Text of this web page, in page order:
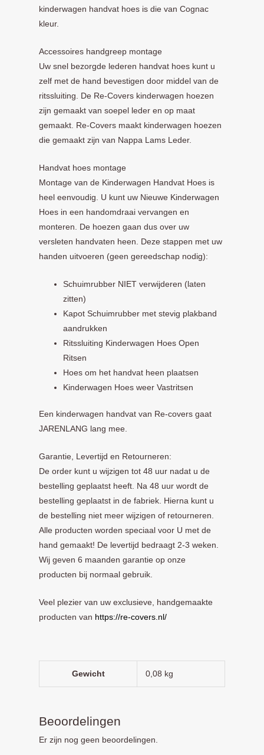
kinderwagen handvat hoes is die van Cognac
kleur.
Accessoires handgreep montage
Uw snel bezorgde lederen handvat hoes kunt u
zelf met de hand bevestigen door middel van de
ritssluiting. De Re-Covers kinderwagen hoezen
zijn gemaakt van soepel leder en op maat
gemaakt. Re-Covers maakt kinderwagen hoezen
die gemaakt zijn van Nappa Lams Leder.
Handvat hoes montage
Montage van de Kinderwagen Handvat Hoes is
heel eenvoudig. U kunt uw Nieuwe Kinderwagen
Hoes in een handomdraai vervangen en
monteren. De hoezen gaan dus over uw
versleten handvaten heen. Deze stappen met uw
handen uitvoeren (geen gereedschap nodig):
Schuimrubber NIET verwijderen (laten
zitten)
Kapot Schuimrubber met stevig plakband
aandrukken
Ritssluiting Kinderwagen Hoes Open
Ritsen
Hoes om het handvat heen plaatsen
Kinderwagen Hoes weer Vastritsen
Een kinderwagen handvat van Re-covers gaat
JARENLANG lang mee.
Garantie, Levertijd en Retourneren:
De order kunt u wijzigen tot 48 uur nadat u de
bestelling geplaatst heeft. Na 48 uur wordt de
bestelling geplaatst in de fabriek. Hierna kunt u
de bestelling niet meer wijzigen of retourneren.
Alle producten worden speciaal voor U met de
hand gemaakt! De levertijd bedraagt 2-3 weken.
Wij geven 6 maanden garantie op onze
producten bij normaal gebruik.
Veel plezier van uw exclusieve, handgemaakte
producten van https://re-covers.nl/
Gewicht 0,08 kg
Beoordelingen
Er zijn nog geen beoordelingen.